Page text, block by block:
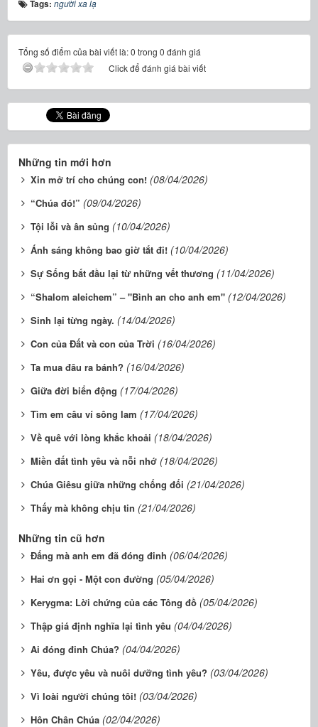
Tags: người xa lạ
Tổng số điểm của bài viết là: 0 trong 0 đánh giá
Click để đánh giá bài viết
Những tin mới hơn
Xin mở trí cho chúng con! (08/04/2026)
“Chúa đó!” (09/04/2026)
Tội lỗi và ân sủng (10/04/2026)
Ánh sáng không bao giờ tắt đi! (10/04/2026)
Sự Sống bắt đầu lại từ những vết thương (11/04/2026)
“Shalom aleichem” – "Bình an cho anh em" (12/04/2026)
Sinh lại từng ngày. (14/04/2026)
Con của Đất và con của Trời (16/04/2026)
Ta mua đâu ra bánh? (16/04/2026)
Giữa đời biển động (17/04/2026)
Tìm em câu ví sông lam (17/04/2026)
Về quê với lòng khắc khoải (18/04/2026)
Miền đất tình yêu và nỗi nhớ (18/04/2026)
Chúa Giêsu giữa những chống đối (21/04/2026)
Thấy mà không chịu tin (21/04/2026)
Những tin cũ hơn
Đấng mà anh em đã đóng đinh (06/04/2026)
Hai ơn gọi - Một con đường (05/04/2026)
Kerygma: Lời chứng của các Tông đồ (05/04/2026)
Thập giá định nghĩa lại tình yêu (04/04/2026)
Ai đóng đinh Chúa? (04/04/2026)
Yêu, được yêu và nuôi dưỡng tình yêu? (03/04/2026)
Vì loài người chúng tôi! (03/04/2026)
Hôn Chân Chúa (02/04/2026)